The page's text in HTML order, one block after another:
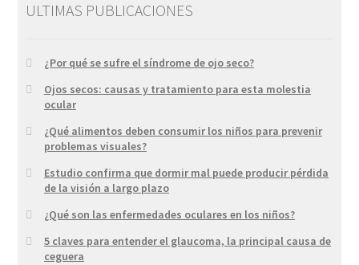
ULTIMAS PUBLICACIONES
¿Por qué se sufre el síndrome de ojo seco?
Ojos secos: causas y tratamiento para esta molestia
ocular
¿Qué alimentos deben consumir los niños para prevenir
problemas visuales?
Estudio confirma que dormir mal puede producir pérdida
de la visión a largo plazo
¿Qué son las enfermedades oculares en los niños?
5 claves para entender el glaucoma, la principal causa de
ceguera